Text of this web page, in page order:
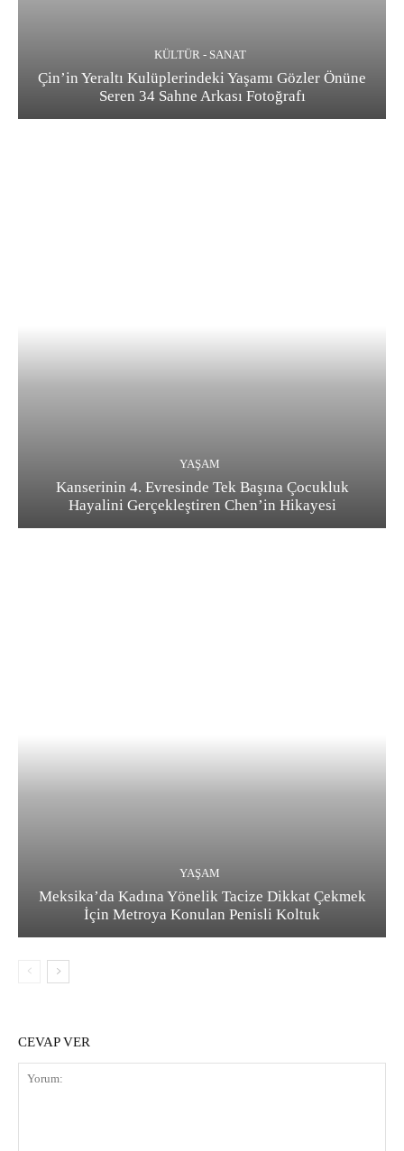
KÜLTÜR - SANAT
Çin’in Yeraltı Kulüplerindeki Yaşamı Gözler Önüne
Seren 34 Sahne Arkası Fotoğrafı
YAŞAM
Kanserinin 4. Evresinde Tek Başına Çocukluk
Hayalini Gerçekleştiren Chen’in Hikayesi
YAŞAM
Meksika’da Kadına Yönelik Tacize Dikkat Çekmek
İçin Metroya Konulan Penisli Koltuk
CEVAP VER